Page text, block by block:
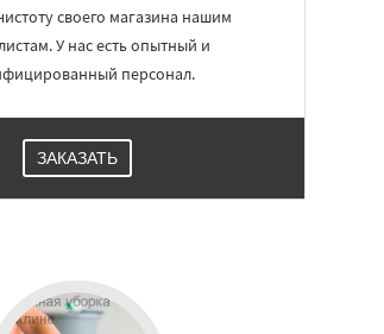
своего магазина нашим
У нас есть опытный и
персонал.
ЗАКАЗАТЬ